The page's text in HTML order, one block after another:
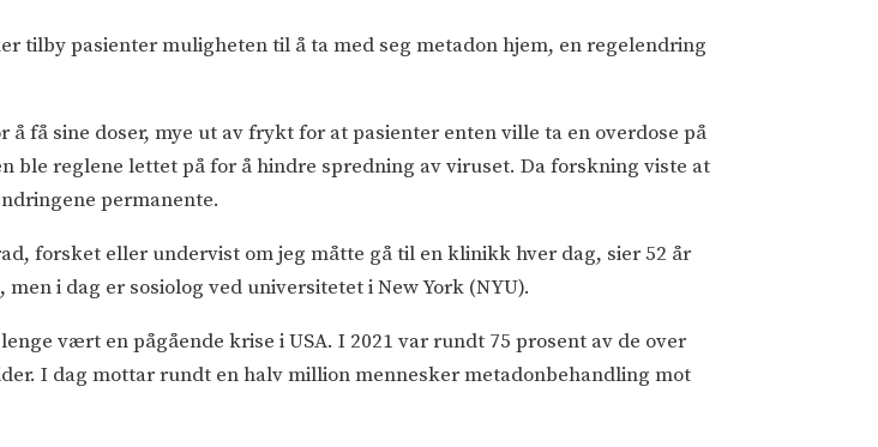
tilby pasienter muligheten til å ta med seg metadon hjem, en regelendring
få sine doser, mye ut av frykt for at pasienter enten ville ta en overdose på
ble reglene lettet på for å hindre spredning av viruset. Da forskning viste at
permanente.
forsket eller undervist om jeg måtte gå til en klinikk hver dag, sier 52 år
i dag er sosiolog ved universitetet i New York (NYU).
vært en pågående krise i USA. I 2021 var rundt 75 prosent av de over
I dag mottar rundt en halv million mennesker metadonbehandling mot